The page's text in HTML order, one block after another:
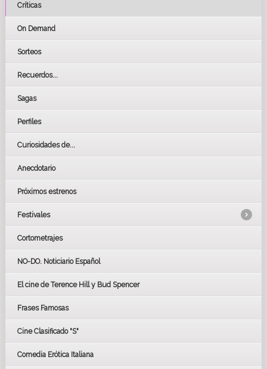
Críticas
On Demand
Sorteos
Recuerdos...
Sagas
Perfiles
Curiosidades de...
Anecdotario
Próximos estrenos
Festivales
LOS OSCARS
GOYAS
BAFTA
Cortometrajes
NO-DO. Noticiario Español
El cine de Terence Hill y Bud Spencer
Frases Famosas
Cine Clasificado "S"
Comedia Erótica Italiana